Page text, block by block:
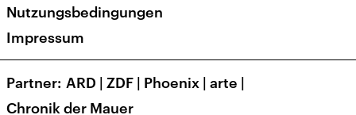
Karriere
Transparenz
Nutzungsbedingungen
Impressum
Partner ARD | ZDF | Phoenix | arte |
Chronik der Mauer